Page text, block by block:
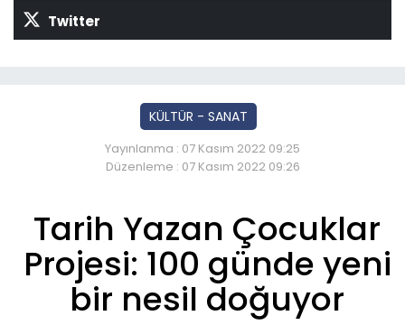
Twitter
KÜLTÜR - SANAT
Yayınlanma : 07 Kasım 2022 09:25
Düzenleme : 07 Kasım 2022 09:26
Tarih Yazan Çocuklar
Projesi: 100 günde yeni
bir nesil doğuyor